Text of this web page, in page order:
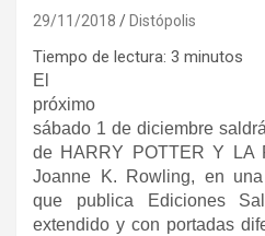
29/11/2018 Distópolis
Tiempo de lectura: 3 minutos
El
próximo
sábado 1 de diciembre
de HARRY POTTER Y LA
Joanne K. Rowling, en
que publica Ediciones
extendido y con portadas